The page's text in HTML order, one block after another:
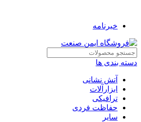
خبرنامه
دسته بندی ها
آتش نشانی
ابزارآلات
ترافیکی
حفاظت فردی
سایر